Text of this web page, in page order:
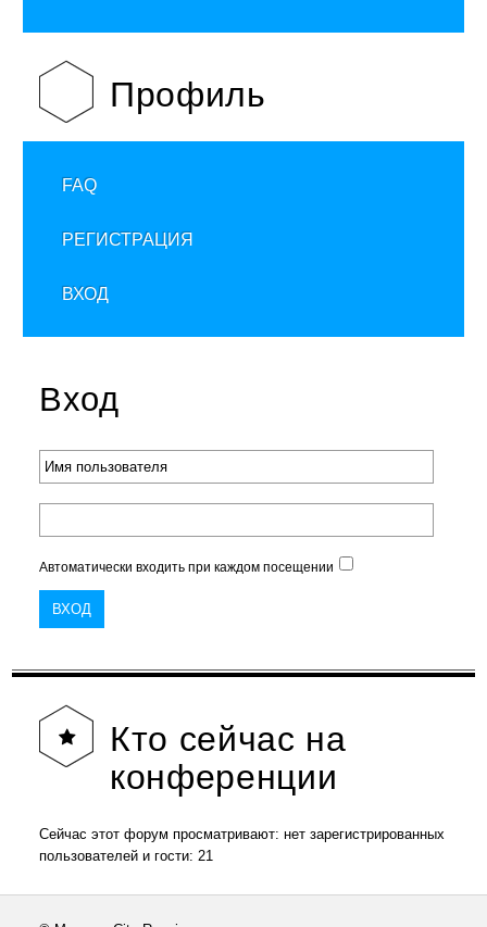
Профиль
FAQ
РЕГИСТРАЦИЯ
ВХОД
Вход
Автоматически входить при каждом посещении
Кто сейчас на
конференции
Сейчас этот форум просматривают: нет зарегистрированных
пользователей и гости: 21